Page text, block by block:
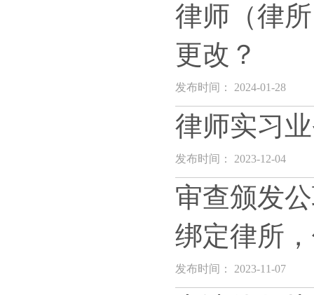
律师（律
更改？
发布时间： 2024-01-28
律师实习
发布时间： 2023-12-04
审查颁发
绑定律所
发布时间： 2023-11-07